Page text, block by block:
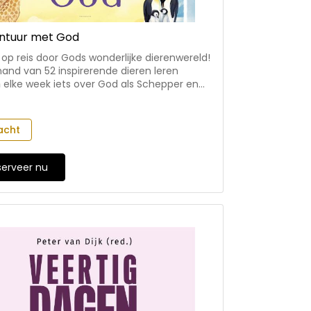
met God
reis door Gods wonderlijke dierenwereld!
van 52 inspirerende dieren leren
week iets over God als Schepper en
tot de grootste landdieren: elk
laat iets zien van Gods creativiteit, kracht
avontuur met God helpt kinderen om
kennen. - 52 dieren die geloof en
op een interactieve manier
- vol verrassende dierenweetjes en
- geschikt voor dierenliefhebbers vanaf
nu